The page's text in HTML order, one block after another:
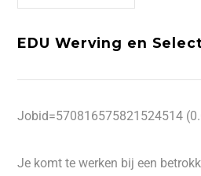
EDU Werving en
Jobid=570816575821524514
Je komt te werken bij een